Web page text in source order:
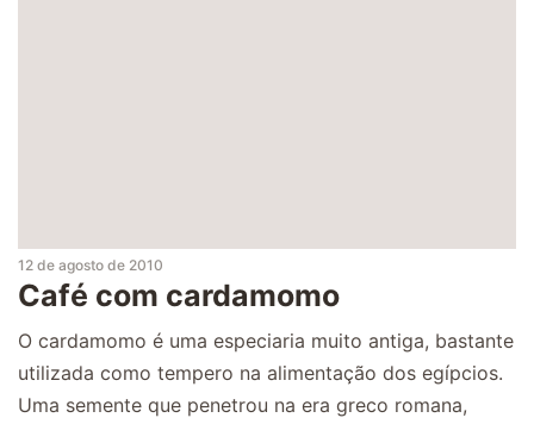
12 de agosto de 2010
Café com cardamomo
O cardamomo é uma especiaria muito antiga, bastante
utilizada como tempero na alimentação dos egípcios.
Uma semente que penetrou na era greco romana,